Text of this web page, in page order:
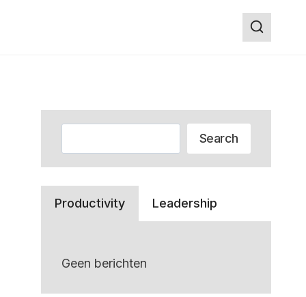
Search
Productivity Leadership
Geen berichten